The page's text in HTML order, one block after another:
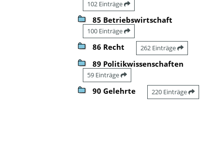
102 Einträge
85 Betriebswirtschaft
100 Einträge
86 Recht 262 Einträge
89 Politikwissenschaften
59 Einträge
90 Gelehrte 220 Einträge